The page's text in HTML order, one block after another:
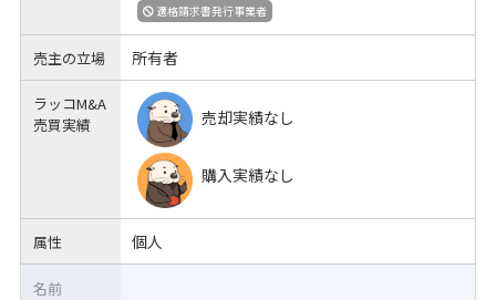
適格請求書発行事業者
売主の立場 所有者
ラッコM&A
売買実績
売却実績なし
購入実績なし
属性 個人
名前